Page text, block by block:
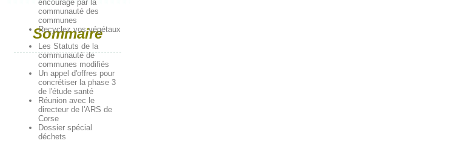
Sommaire
encouragé par la
communauté des
communes
Recyclez vos végétaux
Les Statuts de la
communauté de
communes modifiés
Un appel d'offres pour
concrétiser la phase 3
de l'étude santé
Réunion avec le
directeur de l'ARS de
Corse
Dossier spécial
déchets